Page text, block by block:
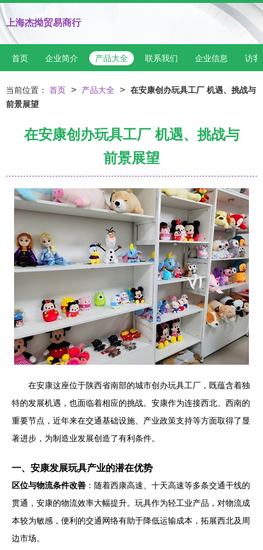
上海杰拗贸易商行
首页 企业简介 产品大全 联系我们 企业信息 访客
当前位置： 首页 > 产品大全 > 在安康创办玩具工厂 机遇、挑战与
前景展望
在安康创办玩具工厂 机遇、挑战与
前景展望
在安康这座位于陕西省南部的城市创办玩具工厂，既蕴含着独
特的发展机遇，也面临着相应的挑战。安康作为连接西北、西南的
重要节点，近年来在交通基础设施、产业政策支持等方面取得了显
著进步，为制造业发展创造了有利条件。
一、安康发展玩具产业的潜在优势
区位与物流条件改善 ：随着西康高速、十天高速等多条交通干线的
贯通，安康的物流效率大幅提升。玩具作为轻工业产品，对物流成
本较为敏感，便利的交通网络有助于降低运输成本，拓展西北及周
边市场。